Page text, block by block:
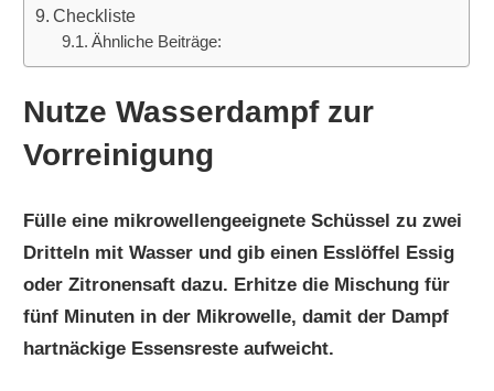
Checkliste
Ähnliche Beiträge:
Nutze Wasserdampf zur
Vorreinigung
Fülle eine mikrowellengeeignete Schüssel zu zwei
Dritteln mit Wasser und gib einen Esslöffel Essig
oder Zitronensaft dazu. Erhitze die Mischung für
fünf Minuten in der Mikrowelle, damit der Dampf
hartnäckige Essensreste aufweicht.